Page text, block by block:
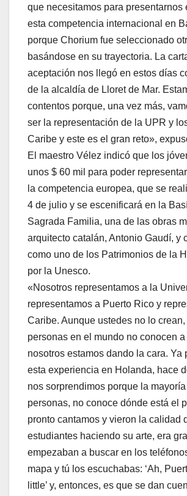
que necesitamos para presentarnos
esta competencia internacional en
porque Chorium fue seleccionado
basándose en su trayectoria. La
aceptación nos llegó en estos días
de la alcaldía de Lloret de Mar.
contentos porque, una vez más,
ser la representación de la UPR y
Caribe y este es el gran reto»,
El maestro Vélez indicó que los
unos $ 60 mil para poder
la competencia europea, que se
4 de julio y se escenificará en la
Sagrada Familia, una de las obras
arquitecto catalán, Antonio Gaudí, y
como uno de los Patrimonios de la
por la Unesco.
«Nosotros representamos a la
representamos a Puerto Rico y
Caribe. Aunque ustedes no lo
personas en el mundo no conocen
nosotros estamos dando la cara. Ya
esta experiencia en Holanda, hace
nos sorprendimos porque la
personas, no conoce dónde está el
pronto cantamos y vieron la calidad
estudiantes haciendo su arte, era
empezaban a buscar en los
mapa y tú los escuchabas: ‘Ah,
little’ y, entonces, es que se dan